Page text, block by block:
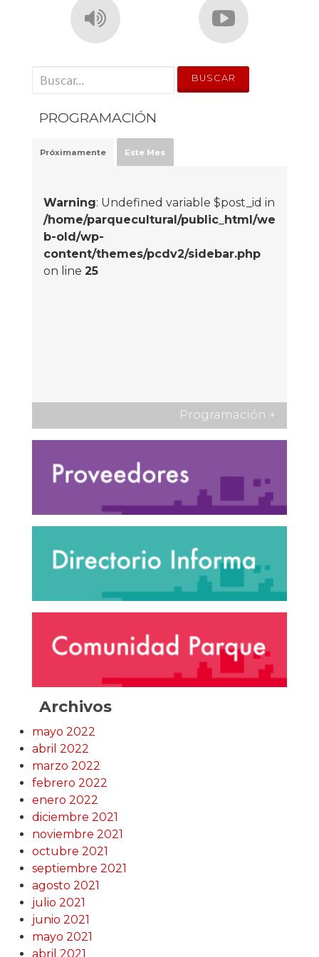
' . __('Search for:') . '
PROGRAMACIÓN
Próximamente Este Mes
Warning: Undefined variable $post_id in
/home/parquecultural/public_html/we
b-old/wp-
content/themes/pcdv2/sidebar.php
on line 25
Programación +
Archivos
mayo 2022
abril 2022
marzo 2022
febrero 2022
enero 2022
diciembre 2021
noviembre 2021
octubre 2021
septiembre 2021
agosto 2021
julio 2021
junio 2021
mayo 2021
abril 2021